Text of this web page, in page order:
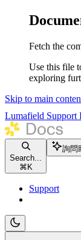
Fetch the
Use this file
exploring
Skip to main
Lumafield Support
Search...
⌘ K
詢問
Support